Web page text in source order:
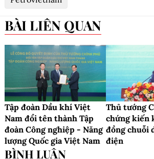
BÀI LIÊN QUAN
Tập đoàn Dầu khí Việt
Nam đổi tên thành Tập
đoàn Công nghiệp - Năng
lượng Quốc gia Việt Nam
Thủ tướng
chứng kiến
đồng chuỗi
điện